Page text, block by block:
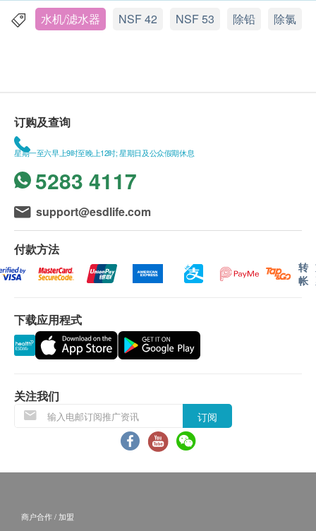
水机/滤水器 NSF 42 NSF 53 除铅 除氯
订购及查询
星期一至六早上9时至晚上12时; 星期日及公众假期休息
5283 4117
support@esdlife.com
付款方法
转
帐
下载应用程式
关注我们
订阅
商户合作 / 加盟